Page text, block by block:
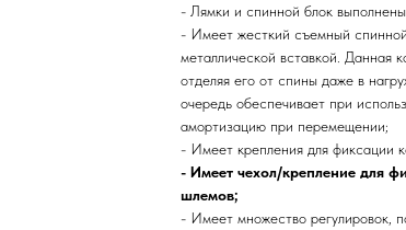
- Лямки и спинной блок
- Имеет жесткий съемный
металлической вставкой. Данная
отделяя его от спины даже в
очередь обеспечивает при
амортизацию при перемещении;
- Имеет крепления для фиксации
- Имеет чехол/крепление для
шлемов;
- Имеет множество регулировок,